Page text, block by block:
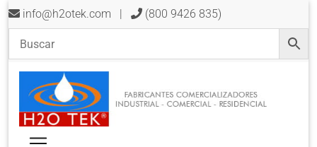
info@h2otek.com | (800 9426 835)